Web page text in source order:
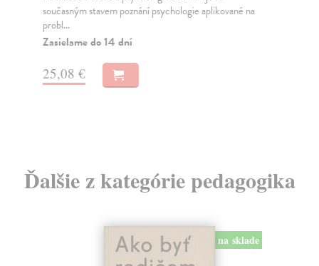
současným stavem poznání psychologie aplikované na
probl...
Zasielame do 14 dní
25,08 €
Ďalšie z kategórie pedagogika
na sklade